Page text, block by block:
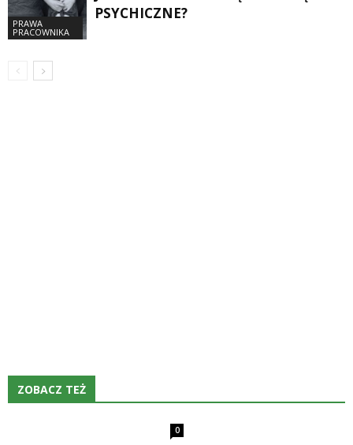
PRAWA
PRACOWNIKA
PSYCHICZNE?
ZOBACZ TEŻ
0